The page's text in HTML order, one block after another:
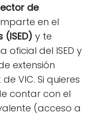
de
en el
y te
oficial del ISED y
extensión
VIC. Si quieres
contar con el
(acceso a